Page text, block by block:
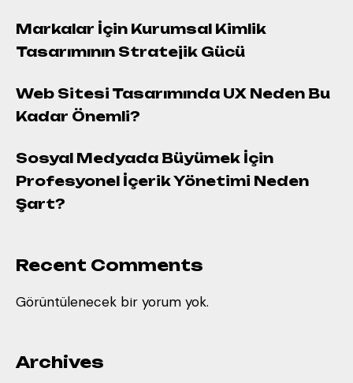
Markalar İçin Kurumsal Kimlik
Tasarımının Stratejik Gücü
Web Sitesi Tasarımında UX Neden Bu
Kadar Önemli?
Sosyal Medyada Büyümek İçin
Profesyonel İçerik Yönetimi Neden
Şart?
Recent Comments
Görüntülenecek bir yorum yok.
Archives